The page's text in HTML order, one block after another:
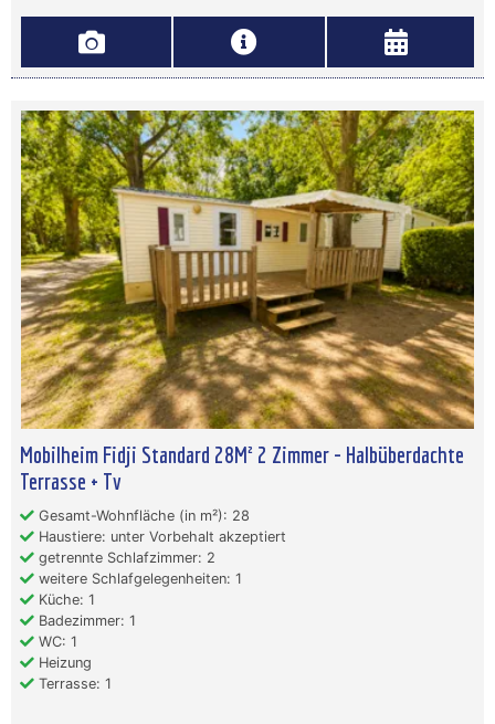
Mobilheim Fidji Standard 28M² 2 Zimmer - Halbüberdachte
Terrasse + Tv
Gesamt-Wohnfläche (in m²): 28
Haustiere: unter Vorbehalt akzeptiert
getrennte Schlafzimmer: 2
weitere Schlafgelegenheiten: 1
Küche: 1
Badezimmer: 1
WC: 1
Heizung
Terrasse: 1